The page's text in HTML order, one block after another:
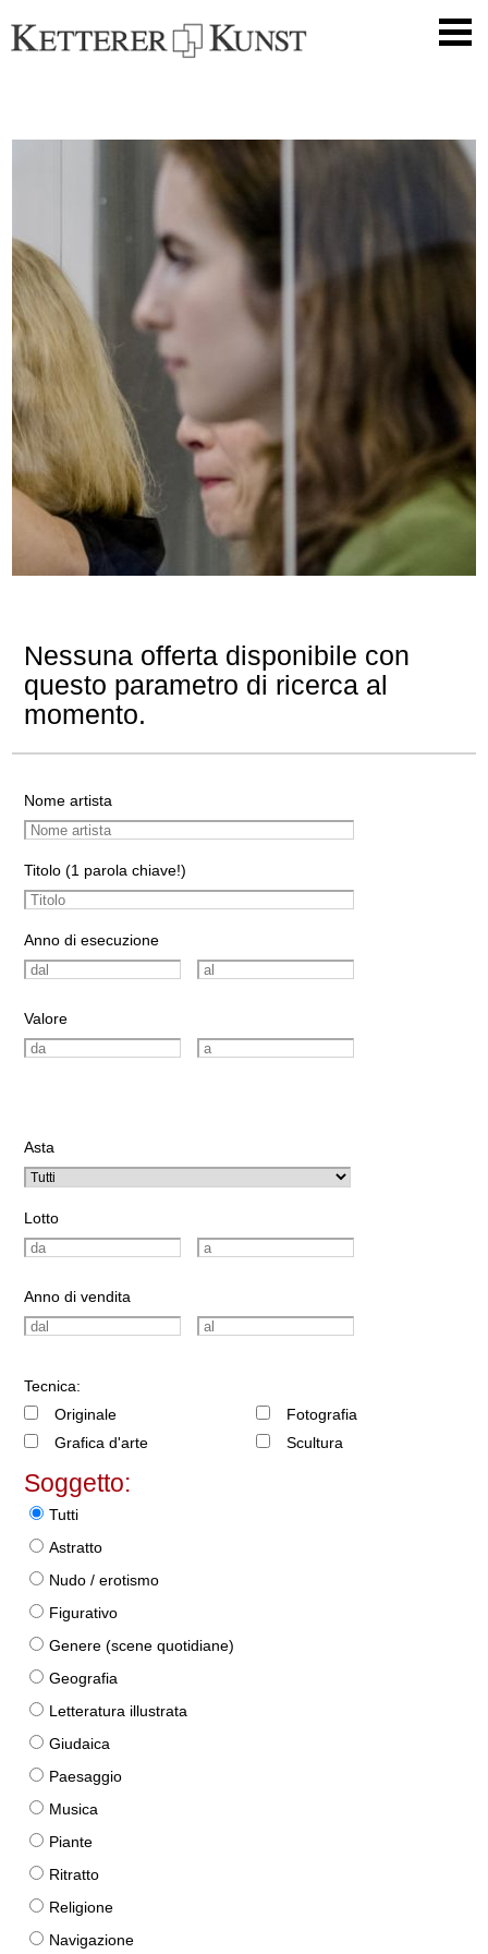
Nessuna offerta disponibile con
questo parametro di ricerca al
momento.
Nome artista
Titolo (1 parola chiave!)
Anno di esecuzione
Valore
Asta
Lotto
Anno di vendita
Tecnica:
Originale
Grafica d'arte
Fotografia
Scultura
Soggetto:
Tutti
Astratto
Nudo / erotismo
Figurativo
Genere (scene quotidiane)
Geografia
Letteratura illustrata
Giudaica
Paesaggio
Musica
Piante
Ritratto
Religione
Navigazione